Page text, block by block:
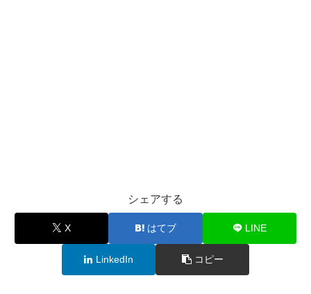
シェアする
X はてブ LINE
LinkedIn コピー